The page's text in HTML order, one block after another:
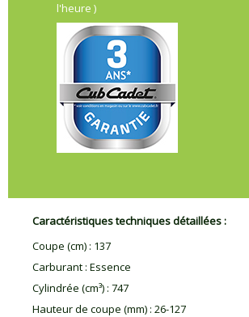
l'heure )
Caractéristiques techniques détaillées :
Coupe (cm) : 137
Carburant : Essence
Cylindrée (cm³) : 747
Hauteur de coupe (mm) : 26-127